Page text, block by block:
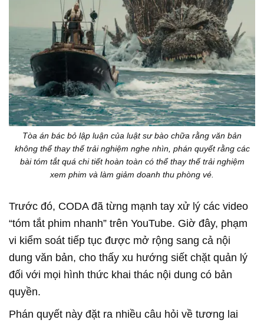
Tòa án bác bỏ lập luận của luật sư bào chữa rằng văn bản
không thể thay thế trải nghiệm nghe nhìn, phán quyết rằng các
bài tóm tắt quá chi tiết hoàn toàn có thể thay thế trải nghiệm
xem phim và làm giảm doanh thu phòng vé.
Trước đó, CODA đã từng mạnh tay xử lý các video
“tóm tắt phim nhanh” trên YouTube. Giờ đây, phạm
vi kiểm soát tiếp tục được mở rộng sang cả nội
dung văn bản, cho thấy xu hướng siết chặt quản lý
đối với mọi hình thức khai thác nội dung có bản
quyền.
Phán quyết này đặt ra nhiều câu hỏi về tương lai